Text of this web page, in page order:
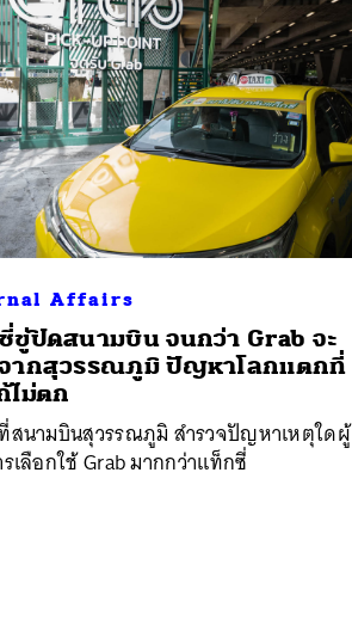
Affairs
ขู่ปิดสนามบิน จนกว่า Grab จะ
ากสุวรรณภูมิ ปัญหาโลกแตกที่
ไม่ตก
สนามบินสุวรรณภูมิ สำรวจปัญหาเหตุใดผู้
เลือกใช้ Grab มากกว่าแท็กซี่
TWEET LINE EMAIL